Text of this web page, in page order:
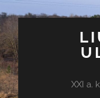
XXI a.